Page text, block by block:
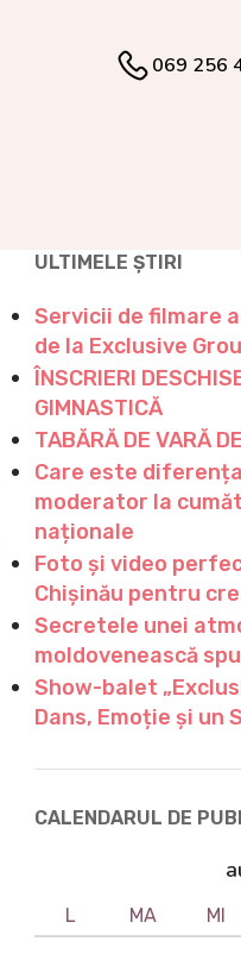
069 256
ULTIMELE ȘTIRI
Servicii de filmare
de la Exclusive
ÎNSCRIERI
GIMNASTICĂ
TABĂRĂ DE VARĂ
Care este
moderator la
naționale
Foto și video
Chișinău pentru
Secretele unei
moldovenească
Show-balet
Dans, Emoție și un
CALENDARUL DE
L MA MI